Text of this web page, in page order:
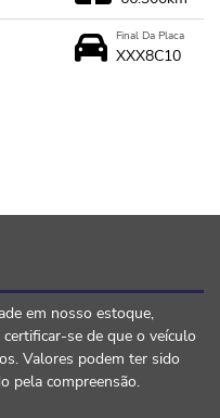
Final Da Placa
XXX8C10
em nosso estoque,
se de que o veículo
Valores podem ter sido
pela compreensão.